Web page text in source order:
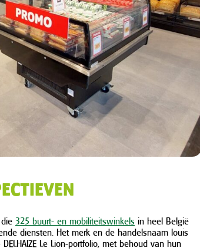
325 buurt- en mobiliteitswinkels in heel België
diensten. Het merk en de handelsnaam louis
Le Lion-portfolio, met behoud van hun